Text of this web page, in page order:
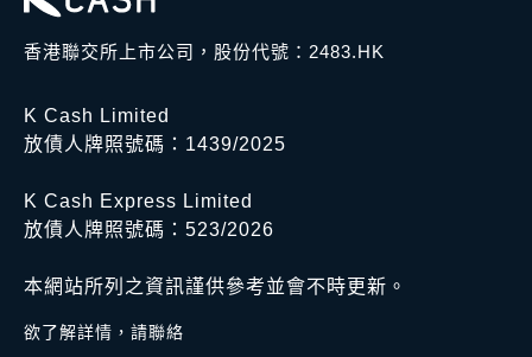
香港聯交所上市公司，股份代號：2483.HK
K Cash Limited
放債人牌照號碼：1439/2025
K Cash Express Limited
放債人牌照號碼：523/2026
本網站所列之資訊謹供參考並會不時更新。
欲了解詳情，請聯絡